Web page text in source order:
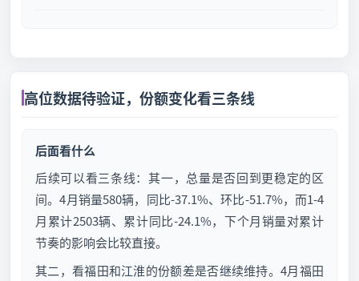
高位数据待验证，份额变化看三条线
后面看什么
后续可以看三条线：其一，总量是否回到更稳定的区
间。4月销量580辆，同比-37.1%、环比-51.7%，而1-4
月累计2503辆、累计同比-24.1%，下个月销量对累计
节奏的影响会比较直接。
其二，看福田和江淮的份额差是否继续维持。4月福田